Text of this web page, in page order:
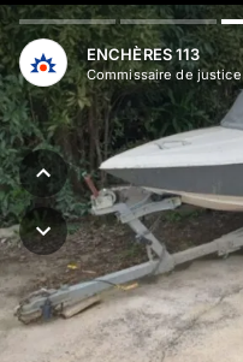
Aller au contenu principal
ENCHÈRES 113
Commissaire de justice